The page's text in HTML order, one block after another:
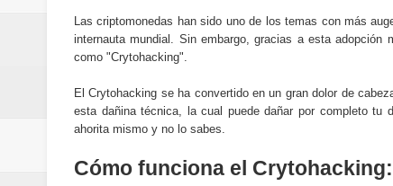
Curiosidades tecnológicas
Telemedicina: beneficios
Cómo la tecnología está
Automatización y trabajo:
Las criptomonedas han sido uno de los temas con más
internauta mundial. Sin embargo, gracias a esta
como "Crytohacking".
El Crytohacking se ha convertido en un gran dolor de
esta dañina técnica, la cual puede dañar por completo
ahorita mismo y no lo sabes.
Cómo funciona el Crytohacking: